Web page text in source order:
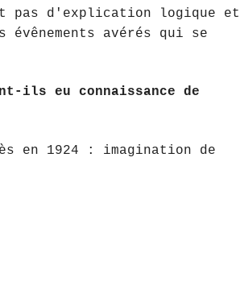
d'explication logique et
avérés qui se
ils eu connaissance de
en 1924 : imagination de